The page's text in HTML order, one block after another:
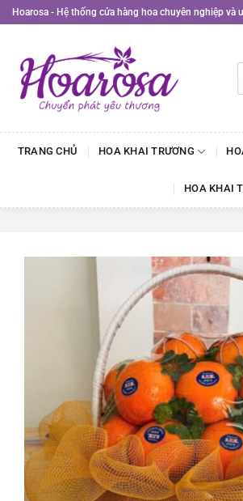
Bỏ
qua
dung
Hoarosa - Hệ thống cửa hàng hoa chuyên nghiệp và
TRANG CHỦ HOA KHAI TRƯƠNG
HOA KHAI